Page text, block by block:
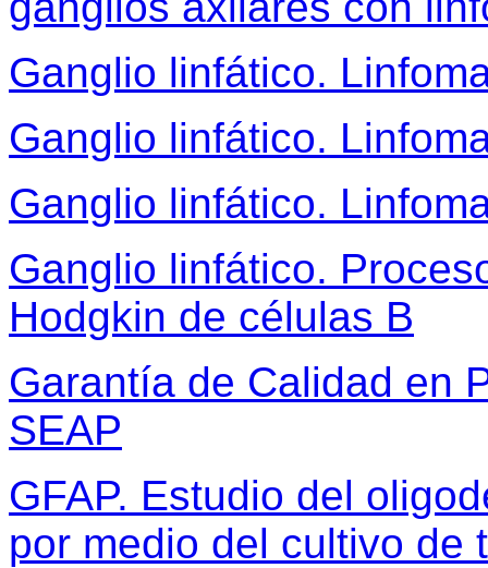
Ganglio linfático.
Ganglio linfático.
Ganglio linfático.
Ganglio linfático.
Hodgkin de células B
Garantía de Calidad en
SEAP
GFAP. Estudio del
por medio del cultivo de